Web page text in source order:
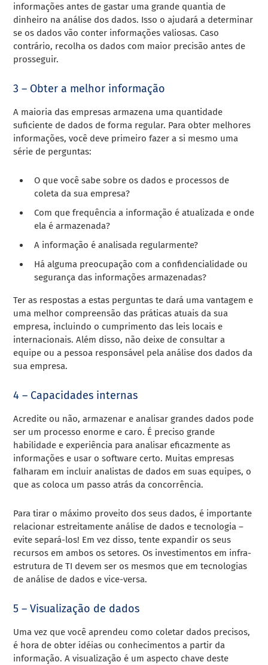
informações antes de gastar uma grande quantia de
dinheiro na análise dos dados. Isso o ajudará a determinar
se os dados vão conter informações valiosas. Caso
contrário, recolha os dados com maior precisão antes de
prosseguir.
3 – Obter a melhor informação
A maioria das empresas armazena uma quantidade
suficiente de dados de forma regular. Para obter melhores
informações, você deve primeiro fazer a si mesmo uma
série de perguntas:
O que você sabe sobre os dados e processos de
coleta da sua empresa?
Com que frequência a informação é atualizada e onde
ela é armazenada?
A informação é analisada regularmente?
Há alguma preocupação com a confidencialidade ou
segurança das informações armazenadas?
Ter as respostas a estas perguntas te dará uma vantagem e
uma melhor compreensão das práticas atuais da sua
empresa, incluindo o cumprimento das leis locais e
internacionais. Além disso, não deixe de consultar a
equipe ou a pessoa responsável pela análise dos dados da
sua empresa.
4 – Capacidades internas
Acredite ou não, armazenar e analisar grandes dados pode
ser um processo enorme e caro. É preciso grande
habilidade e experiência para analisar eficazmente as
informações e usar o software certo. Muitas empresas
falharam em incluir analistas de dados em suas equipes, o
que as coloca um passo atrás da concorrência.
Para tirar o máximo proveito dos seus dados, é importante
relacionar estreitamente análise de dados e tecnologia –
evite separá-los! Em vez disso, tente expandir os seus
recursos em ambos os setores. Os investimentos em infra-
estrutura de TI devem ser os mesmos que em tecnologias
de análise de dados e vice-versa.
5 – Visualização de dados
Uma vez que você aprendeu como coletar dados precisos,
é hora de obter idéias ou conhecimentos a partir da
informação. A visualização é um aspecto chave deste